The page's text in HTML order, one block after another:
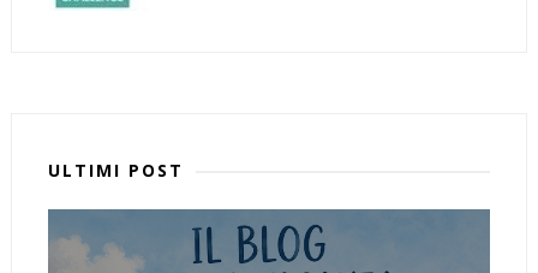
ULTIMI POST